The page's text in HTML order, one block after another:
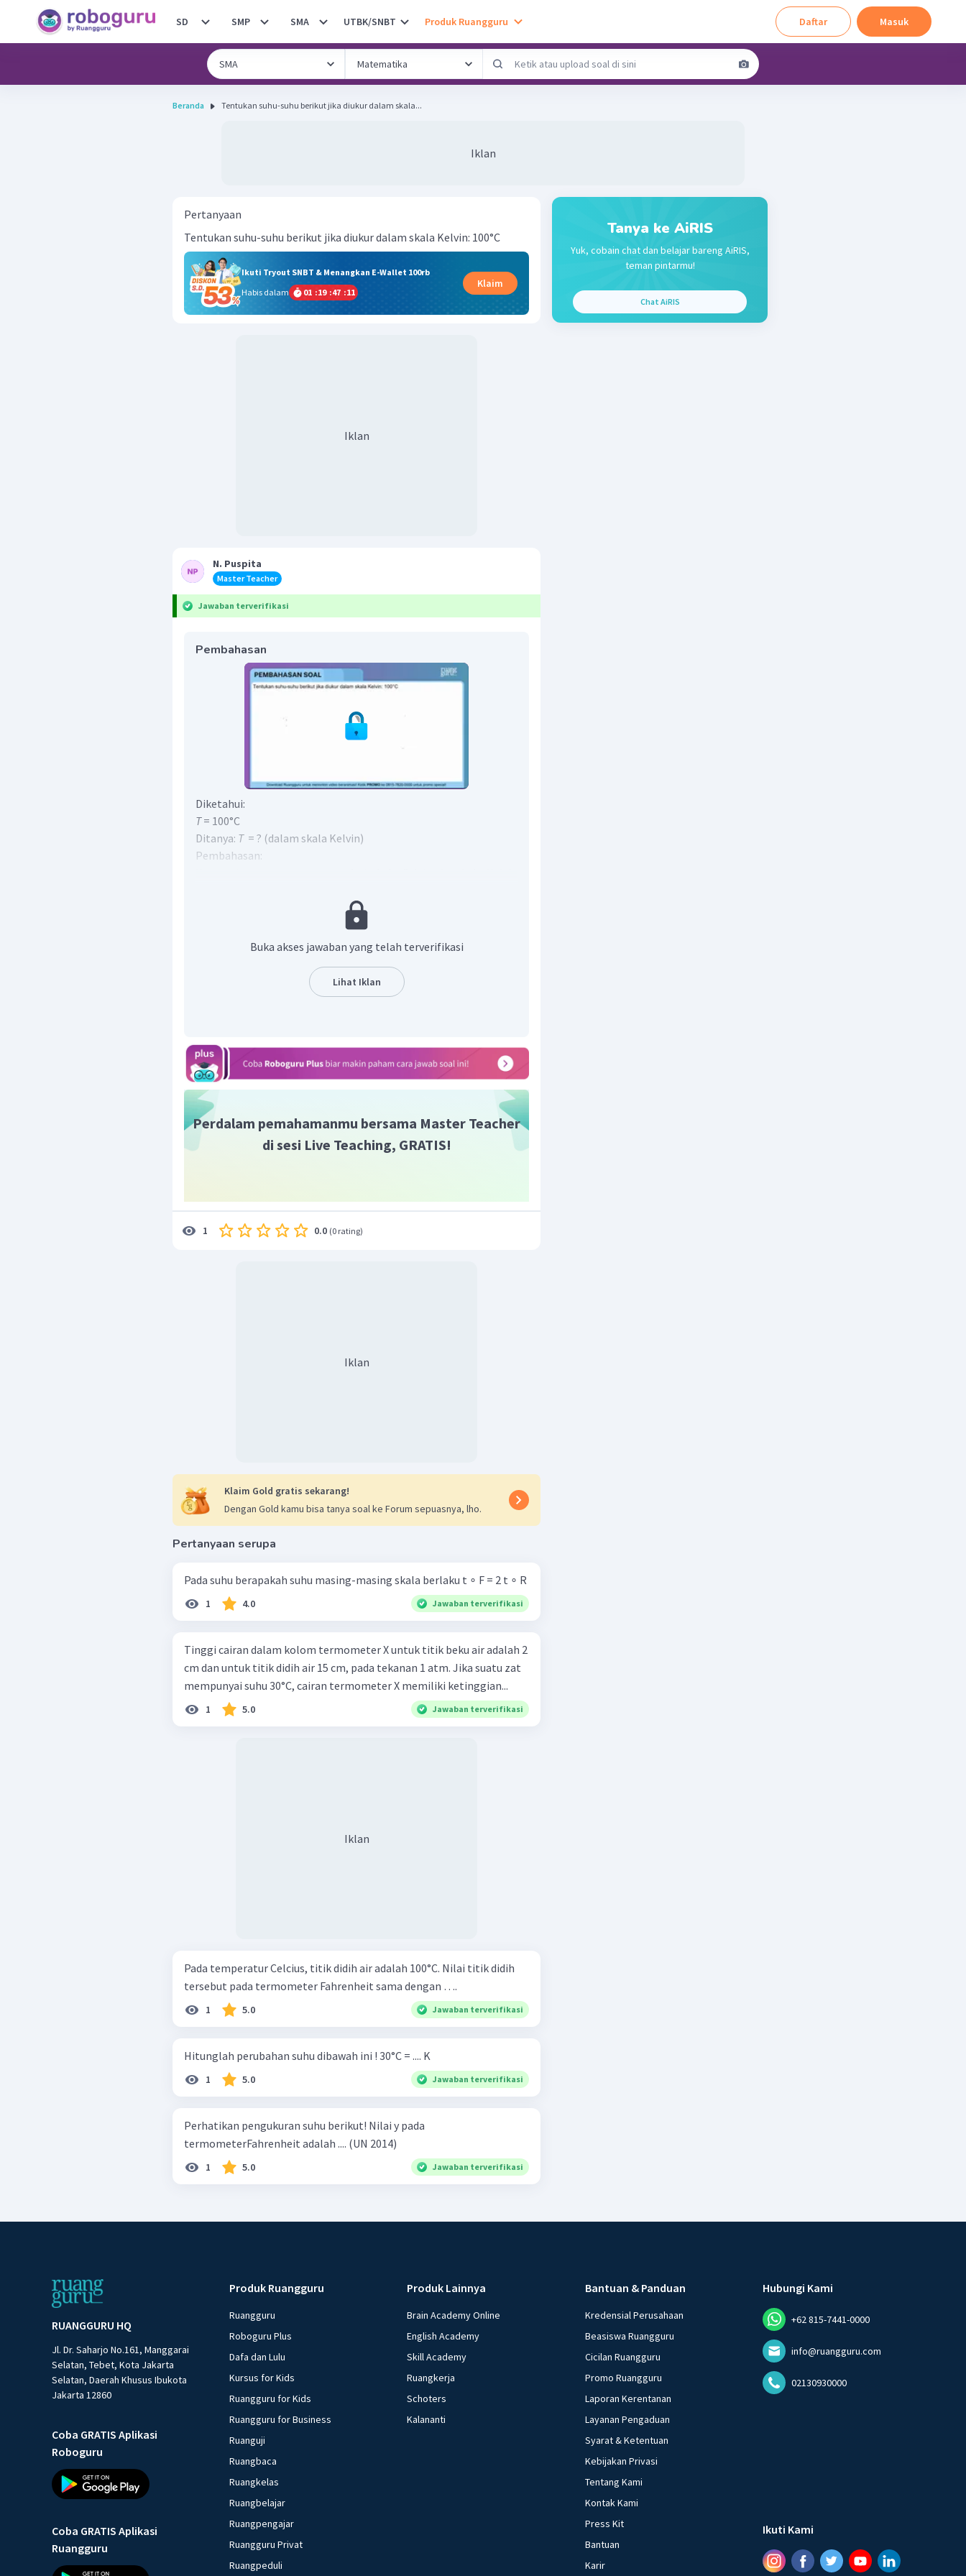
SD SMP SMA UTBK/SNBT Produk Ruangguru Daftar Masuk
Beranda Tentukan suhu-suhu berikut jika diukur dalam skala...
Iklan
Pertanyaan
Tentukan suhu-suhu berikut jika diukur dalam skala Kelvin: 100°C
Ikuti Tryout SNBT & Menangkan E-Wallet 100rb
Habis dalam
01 :19 :47 :10
Klaim
Iklan
N. Puspita
Master Teacher
Jawaban terverifikasi
Pembahasan
Diketahui:
T= 100°C
Ditanya: T = ? (dalam skala Kelvin)
Pembahasan:
C sama dengan 373 K.
Buka akses jawaban yang telah terverifikasi
Lihat Iklan
Perdalam pemahamanmu bersama Master Teacher
di sesi Live Teaching, GRATIS!
1 0.0 (0 rating)
Iklan
Klaim Gold gratis sekarang!
Dengan Gold kamu bisa tanya soal ke Forum sepuasnya, lho.
Pertanyaan serupa
Pada suhu berapakah suhu masing-masing skala berlaku t ∘ F = 2 t ∘ R
1 4.0 Jawaban terverifikasi
Tinggi cairan dalam kolom termometer X untuk titik beku air adalah 2
cm dan untuk titik didih air 15 cm, pada tekanan 1 atm. Jika suatu zat
mempunyai suhu 30°C, cairan termometer X memiliki ketinggian...
1 5.0 Jawaban terverifikasi
Iklan
Pada temperatur Celcius, titik didih air adalah 100°C. Nilai titik didih
tersebut pada termometer Fahrenheit sama dengan ….
1 5.0 Jawaban terverifikasi
Hitunglah perubahan suhu dibawah ini ! 30°C = .... K
1 5.0 Jawaban terverifikasi
Perhatikan pengukuran suhu berikut! Nilai y pada
termometerFahrenheit adalah .... (UN 2014)
1 5.0 Jawaban terverifikasi
Tanya ke AiRIS
Yuk, cobain chat dan belajar bareng AiRIS,
teman pintarmu!
Chat AiRIS
RUANGGURU HQ
Jl. Dr. Saharjo No.161, Manggarai
Selatan, Tebet, Kota Jakarta
Selatan, Daerah Khusus Ibukota
Jakarta 12860
Coba GRATIS Aplikasi
Roboguru
Coba GRATIS Aplikasi
Ruangguru
Produk Ruangguru
Ruangguru
Roboguru Plus
Dafa dan Lulu
Kursus for Kids
Ruangguru for Kids
Ruangguru for Business
Ruanguji
Ruangbaca
Ruangkelas
Ruangbelajar
Ruangpengajar
Ruangguru Privat
Ruangpeduli
Produk Lainnya
Brain Academy Online
English Academy
Skill Academy
Ruangkerja
Schoters
Kalananti
Bantuan & Panduan
Kredensial Perusahaan
Beasiswa Ruangguru
Cicilan Ruangguru
Promo Ruangguru
Laporan Kerentanan
Layanan Pengaduan
Syarat & Ketentuan
Kebijakan Privasi
Tentang Kami
Kontak Kami
Press Kit
Bantuan
Karir
Hubungi Kami
+62 815-7441-0000
info@ruangguru.com
02130930000
Ikuti Kami